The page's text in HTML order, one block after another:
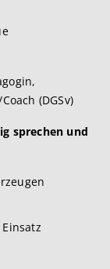
(DGSv)
sprechen und